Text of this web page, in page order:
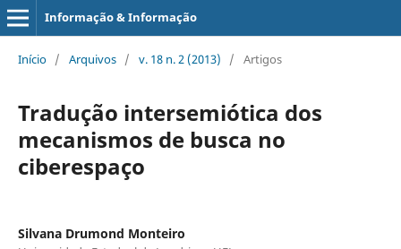
Informação & Informação
Início / Arquivos / v. 18 n. 2 (2013) / Artigos
Tradução intersemiótica dos
mecanismos de busca no
ciberespaço
Silvana Drumond Monteiro